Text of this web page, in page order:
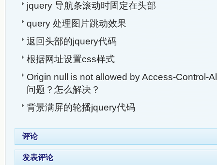
jquery 导航条滚动时固定在头部
query 处理图片跳动效果
返回头部的jquery代码
根据网址设置css样式
Origin null is not allowed by Access-Control-
问题？怎么解决？
背景满屏的轮播jquery代码
评论
发表评论